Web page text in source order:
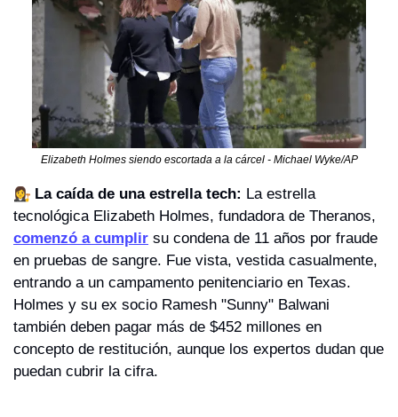
Elizabeth Holmes siendo escortada a la cárcel - Michael Wyke/AP
👩‍⚖️ La caída de una estrella tech: La estrella
comenzó a cumplir su condena de 11 años por fraude
en pruebas de sangre. Fue vista, vestida casualmente,
entrando a un campamento penitenciario en Texas.
Holmes y su ex socio Ramesh "Sunny" Balwani
también deben pagar más de $452 millones en
concepto de restitución, aunque los expertos dudan que
puedan cubrir la cifra.